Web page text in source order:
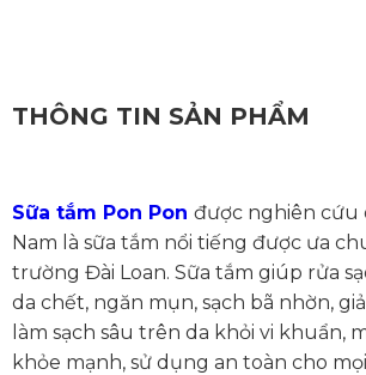
THÔNG TIN SẢN PHẨM
Sữa tắm Pon Pon được nghiên cứu
Nam là sữa tắm nổi tiếng được ưa
trường Đài Loan. Sữa tắm giúp rửa
da chết, ngăn mụn, sạch bã nhờn,
làm sạch sâu trên da khỏi vi khuẩn,
khỏe mạnh, sử dụng an toàn cho